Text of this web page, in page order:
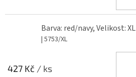
Barva: red/navy, Velikost: XL
| 5753/XL
427 Kč / ks